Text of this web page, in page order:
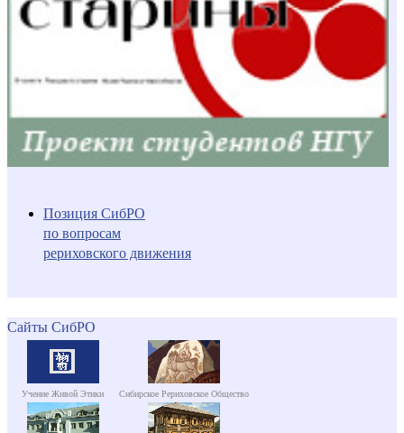
Позиция СибРО
по вопросам
рериховского движения
Сайты СибРО
Учение Живой Этики Сибирское Рериховское Общество